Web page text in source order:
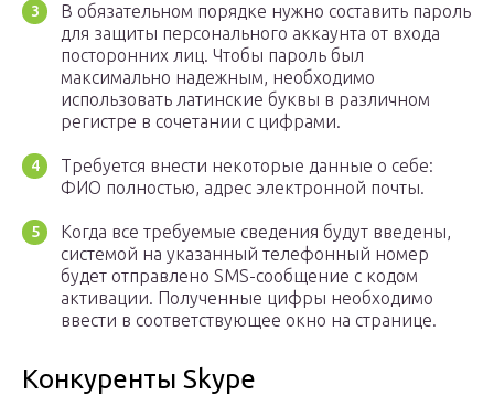
В обязательном порядке нужно составить пароль
для защиты персонального аккаунта от входа
посторонних лиц. Чтобы пароль был
максимально надежным, необходимо
использовать латинские буквы в различном
регистре в сочетании с цифрами.
Требуется внести некоторые данные о себе:
ФИО полностью, адрес электронной почты.
Когда все требуемые сведения будут введены,
системой на указанный телефонный номер
будет отправлено SMS-сообщение с кодом
активации. Полученные цифры необходимо
ввести в соответствующее окно на странице.
Конкуренты Skype